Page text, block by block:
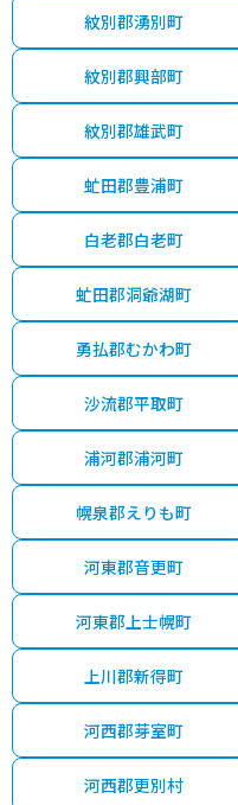
紋別郡湧別町
紋別郡興部町
紋別郡雄武町
虻田郡豊浦町
白老郡白老町
虻田郡洞爺湖町
勇払郡むかわ町
沙流郡平取町
浦河郡浦河町
幌泉郡えりも町
河東郡音更町
河東郡上士幌町
上川郡新得町
河西郡芽室町
河西郡更別村